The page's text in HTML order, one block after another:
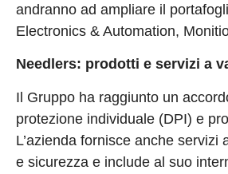
andranno ad ampliare il
Electronics & Automation,
Needlers: prodotti e servizi a
Il Gruppo ha raggiunto un
protezione individuale (DPI) e
L’azienda fornisce anche
e sicurezza e include al suo